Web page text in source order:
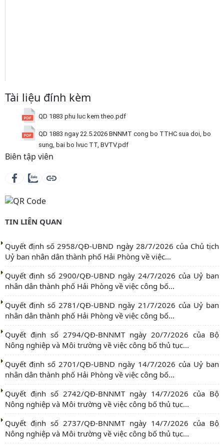
Tài liệu đính kèm
QD 1883 phu luc kem theo.pdf
QD 1883 ngay 22.5.2026 BNNMT cong bo TTHC sua doi, bo
sung, bai bo lvuc TT, BVTV.pdf
Biên tập viên
TIN LIÊN QUAN
Quyết định số 2958/QĐ-UBND ngày 28/7/2026 của Chủ tịch
Uỷ ban nhân dân thành phố Hải Phòng về việc...
Quyết định số 2900/QĐ-UBND ngày 24/7/2026 của Uỷ ban
nhân dân thành phố Hải Phòng về việc công bố...
Quyết định số 2781/QĐ-UBND ngày 21/7/2026 của Uỷ ban
nhân dân thành phố Hải Phòng về việc công bố...
Quyết định số 2794/QĐ-BNNMT ngày 20/7/2026 của Bộ
Nông nghiệp và Môi trường về việc công bố thủ tục...
Quyết định số 2701/QĐ-UBND ngày 14/7/2026 của Uỷ ban
nhân dân thành phố Hải Phòng về việc công bố...
Quyết định số 2742/QĐ-BNNMT ngày 14/7/2026 của Bộ
Nông nghiệp và Môi trường về việc công bố thủ tục...
Quyết định số 2737/QĐ-BNNMT ngày 14/7/2026 của Bộ
Nông nghiệp và Môi trường về việc công bố thủ tục...